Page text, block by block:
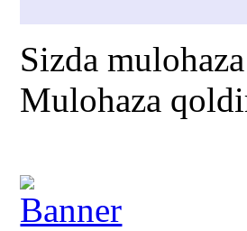
Sizda
Mulohaza